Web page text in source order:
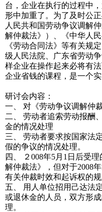
台，企业在执行的过程中
形中加重了。为了及时公
人民共和国劳动争议调解
解仲裁法》）、《中华人
《劳动合同法》等有关规
级人民法院、广东省劳动
样企业在操作起来必将有
企业省钱的课程，是一个
研讨会内容：
一、 对《劳动争议调解仲
二、 劳动者追索劳动报酬
金的情况处理
三、 劳动者要求按国家法
假的争议的情况处理。
四、 ２008年5月1日后受
解仲裁法》，但对于2008
有关仲裁时效和起诉权的
五、 用人单位招用己达法
或退休金的人员，双方形
理。